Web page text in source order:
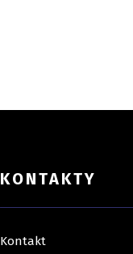
KONTAKTY
Kontakt